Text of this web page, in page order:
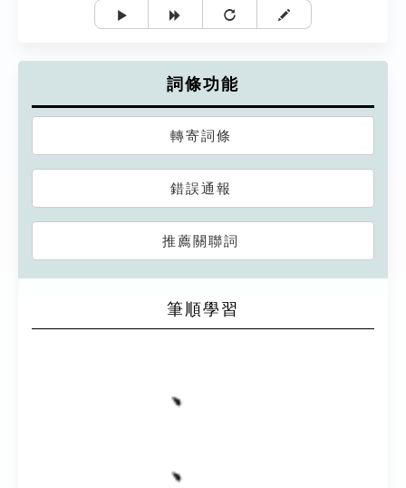
詞條功能
轉寄詞條
錯誤通報
推薦關聯詞
筆順學習